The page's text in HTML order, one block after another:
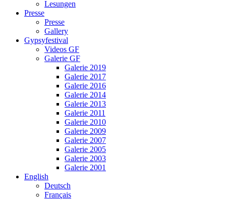
Lesungen
Presse
Presse
Gallery
Gypsyfestival
Videos GF
Galerie GF
Galerie 2019
Galerie 2017
Galerie 2016
Galerie 2014
Galerie 2013
Galerie 2011
Galerie 2010
Galerie 2009
Galerie 2007
Galerie 2005
Galerie 2003
Galerie 2001
English
Deutsch
Français